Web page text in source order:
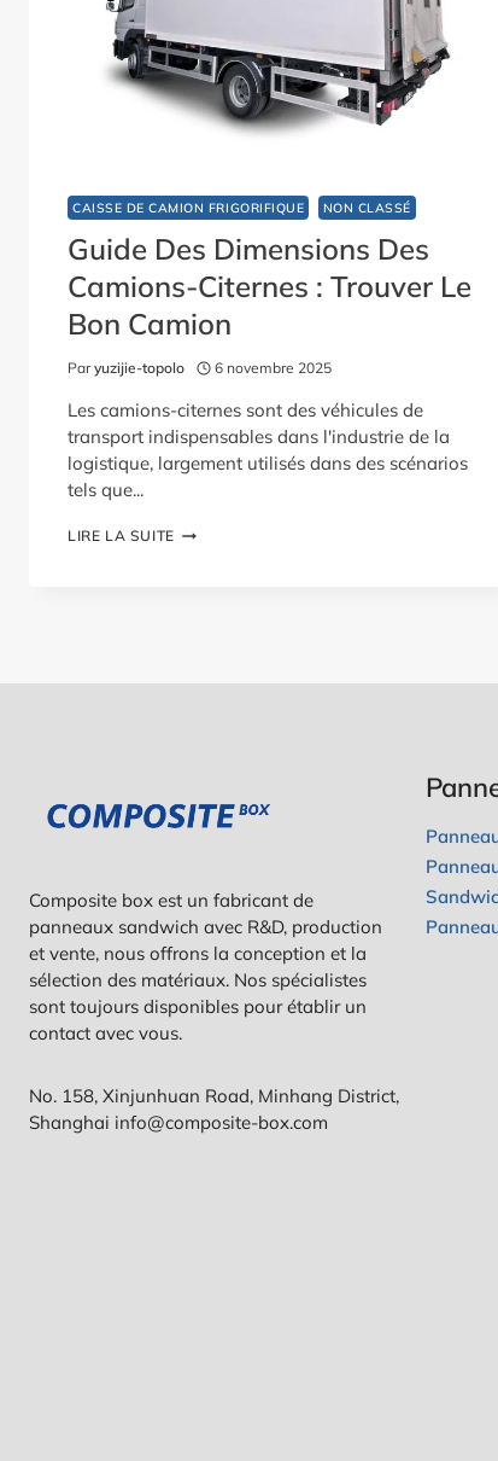
CAISSE DE CAMION FRIGORIFIQUE NON CLASSÉ
Guide Des Dimensions Des
Camions-Citernes : Trouver Le
Bon Camion
Par yuzijie-topolo 6 novembre 2025
Les camions-citernes sont des véhicules de
transport indispensables dans l'industrie de la
logistique, largement utilisés dans des scénarios
tels que...
LIRE LA SUITEGUIDE
Composite box est un fabricant de
panneaux sandwich avec R&D, production
et vente, nous offrons la conception et la
sélection des matériaux. Nos spécialistes
sont toujours disponibles pour établir un
contact avec vous.
No. 158, Xinjunhuan Road, Minhang District,
Shanghai info@composite-box.com